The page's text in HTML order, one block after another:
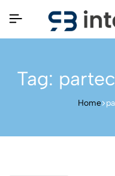
Tag:
Home